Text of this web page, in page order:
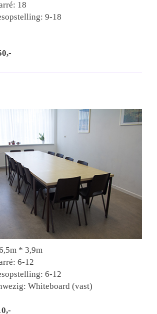
18
9-18
,-
* 3,9m
6-12
6-12
Whiteboard (vast)
,-